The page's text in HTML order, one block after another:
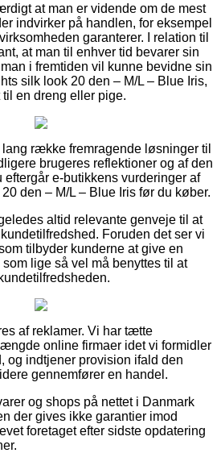
at man er vidende om de mest
indvirker på handlen, for eksempel
garanterer. I relation til
at man til enhver tid bevarer sin
i fremtiden vil kunne bevidne sin
silk look 20 den – M/L – Blue Iris,
en dreng eller pige.
række fremragende løsninger til
brugeres reflektioner og af den
eftergår e-butikkens vurderinger af
den – M/L – Blue Iris før du køber.
altid relevante genveje til at
Foruden det ser vi
tilbyder kunderne at give en
lige så vel må benyttes til at
af reklamer. Vi har tætte
online firmaer idet vi formidler
og indtjener provision ifald den
gennemfører en handel.
og shops på nettet i Danmark
der gives ikke garantier imod
foretaget efter sidste opdatering